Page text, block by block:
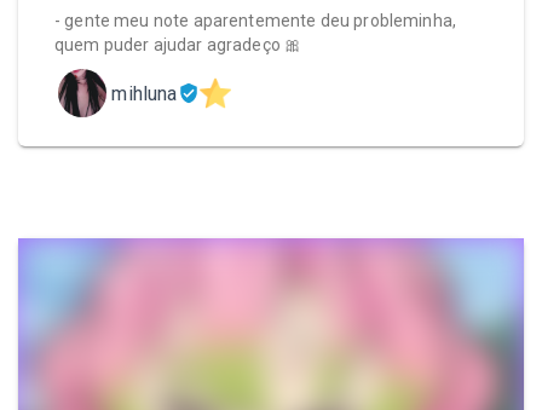
- gente meu note aparentemente deu probleminha,
quem puder ajudar agradeço 🎀
mihluna